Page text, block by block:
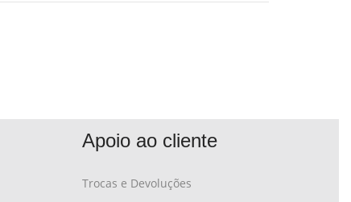
Apoio ao cliente
Trocas e Devoluções